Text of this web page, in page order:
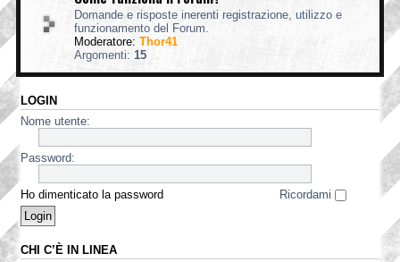
Domande e risposte inerenti registrazione, utilizzo e
funzionamento del Forum.
Moderatore: Thor41
Argomenti: 15
LOGIN
Nome utente:
Password:
Ho dimenticato la password Ricordami
CHI C’È IN LINEA